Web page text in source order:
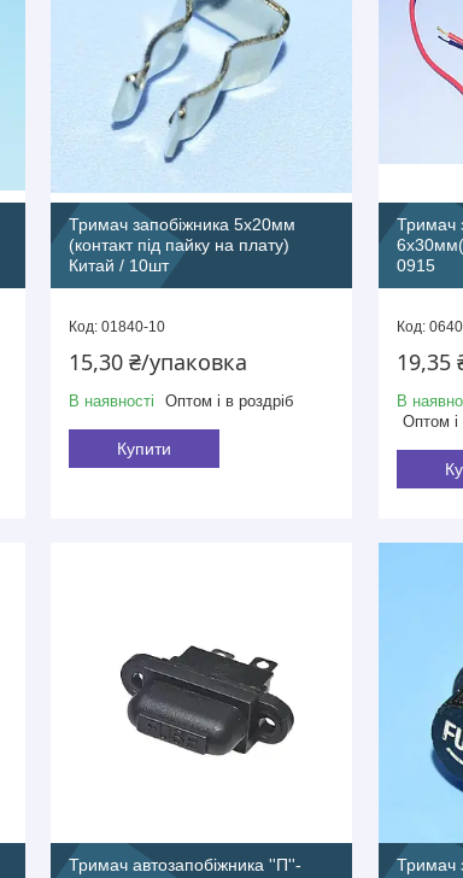
Тримач запобіжника 5х20мм
(контакт під пайку на плату)
Китай / 10шт
01840-10
15,30 ₴/упаковка
В наявності Оптом і в роздріб
Купити
Тримач
0915
19,35
В
Оптом і
Тримач автозапобіжника ''П''-
Тримач